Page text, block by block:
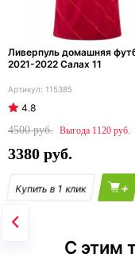
Ливерпуль домашняя
2021-2022 Салах 11
115385
4.8
4500
1120
3380
+
С этим